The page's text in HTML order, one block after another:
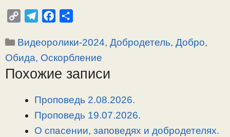
p
y
L
l
e
g
a
c
e
b
п
р
а
ь
Рубрики
Видеоролики-2024,Добродетель, Добро,
Обида, Оскорбление
Похожие записи
Проповедь 2.08.2026.
Проповедь 19.07.2026.
О спасении, заповедях и добродетелях.